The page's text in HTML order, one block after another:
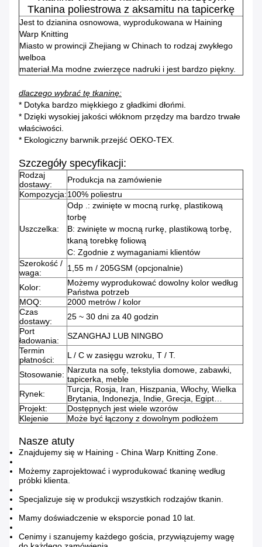
Tkanina poliestrowa z aksamitu na tapicerkę
Jest to dzianina osnowowa, wyprodukowana w Haining
Warp Knitting
Miasto w prowincji Zhejiang w Chinach to rodzaj zwykłego
welboa
materiał.Ma modne zwierzęce nadruki i jest bardzo piękny.
dlaczego wybrać tę tkaninę:
* Dotyka bardzo miękkiego z gładkimi dłońmi.
* Dzięki wysokiej jakości włóknom przędzy ma bardzo trwałe
właściwości.
* Ekologiczny barwnik.przejść OEKO-TEX.
Szczegóły specyfikacji:
Rodzaj
dostawy:
Produkcja na zamówienie
Kompozycja:100% poliestru
Uszczelka:
Odp .: zwinięte w mocną rurkę, plastikową
torbę
B: zwinięte w mocną rurkę, plastikową torbę,
tkaną torebkę foliową
C: Zgodnie z wymaganiami klientów
Szerokość /
waga:
1,55 m / 205GSM (opcjonalnie)
Kolor:
Możemy wyprodukować dowolny kolor według
Państwa potrzeb
MOQ:
2000 metrów / kolor
Czas
dostawy:
25 ~ 30 dni za 40 godzin
Port
ładowania:
SZANGHAJ LUB NINGBO
Termin
płatności:
L / C w zasięgu wzroku, T / T.
Stosowanie: Narzuta na sofę, tekstylia domowe, zabawki,
tapicerka, meble
Rynek:
Turcja, Rosja, Iran, Hiszpania, Włochy, Wielka
Brytania, Indonezja, Indie, Grecja, Egipt…
Projekt:
Dostępnych jest wiele wzorów
Klejenie
Może być łączony z dowolnym podłożem
Nasze atuty
Znajdujemy się w Haining - China Warp Knitting Zone.
Możemy zaprojektować i wyprodukować tkaninę według
próbki klienta.
Specjalizuje się w produkcji wszystkich rodzajów tkanin.
Mamy doświadczenie w eksporcie ponad 10 lat.
Cenimy i szanujemy każdego gościa, przywiązujemy wagę